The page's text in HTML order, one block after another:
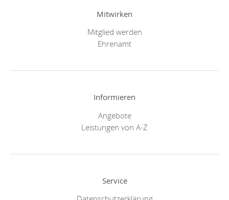
Mitwirken
Mitglied werden
Ehrenamt
Informieren
Angebote
Leistungen von A-Z
Service